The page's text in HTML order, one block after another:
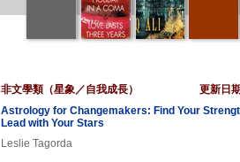
非文學類（星象／自我成長） 更新日
Astrology for Changemakers: Find Your
Lead with Your Stars
Leslie Tagorda